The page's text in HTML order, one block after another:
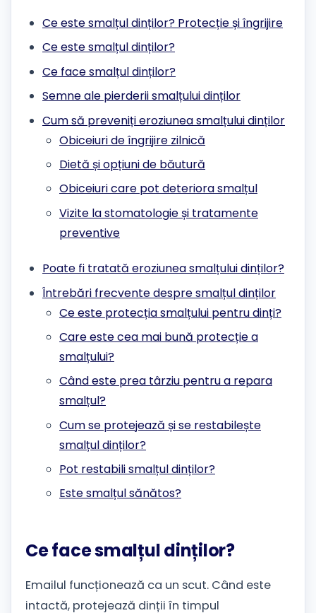
Ce este smalțul dinților? Protecție și îngrijire
Ce este smalțul dinților?
Ce face smalțul dinților?
Semne ale pierderii smalțului dinților
Cum să preveniți eroziunea smalțului dinților
Obiceiuri de îngrijire zilnică
Dietă și opțiuni de băutură
Obiceiuri care pot deteriora smalțul
Vizite la stomatologie și tratamente
preventive
Poate fi tratată eroziunea smalțului dinților?
Întrebări frecvente despre smalțul dinților
Ce este protecția smalțului pentru dinți?
Care este cea mai bună protecție a
smalțului?
Când este prea târziu pentru a repara
smalțul?
Cum se protejează și se restabilește
smalțul dinților?
Pot restabili smalțul dinților?
Este smalțul sănătos?
Ce face smalțul dinților?
Emailul funcționează ca un scut. Când este
intactă, protejează dinții în timpul